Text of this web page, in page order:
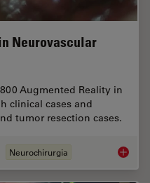
Neurovascular
Augmented Reality in
clinical cases and
tumor resection cases.
Neurochirurgia Use of